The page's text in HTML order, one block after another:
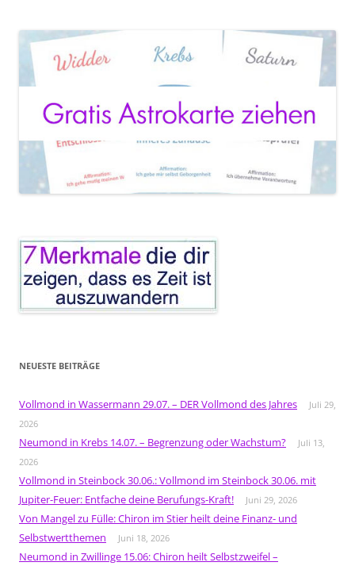
NEUESTE BEITRÄGE
Vollmond in Wassermann 29.07. – DER Vollmond des Jahres
Juli 29,
2026
Neumond in Krebs 14.07. – Begrenzung oder Wachstum?
Juli 13,
2026
Vollmond in Steinbock 30.06.: Vollmond im Steinbock 30.06. mit
Jupiter-Feuer: Entfache deine Berufungs-Kraft!
Juni 29, 2026
Von Mangel zu Fülle: Chiron im Stier heilt deine Finanz- und
Selbstwertthemen
Juni 18, 2026
Neumond in Zwillinge 15.06: Chiron heilt Selbstzweifel –